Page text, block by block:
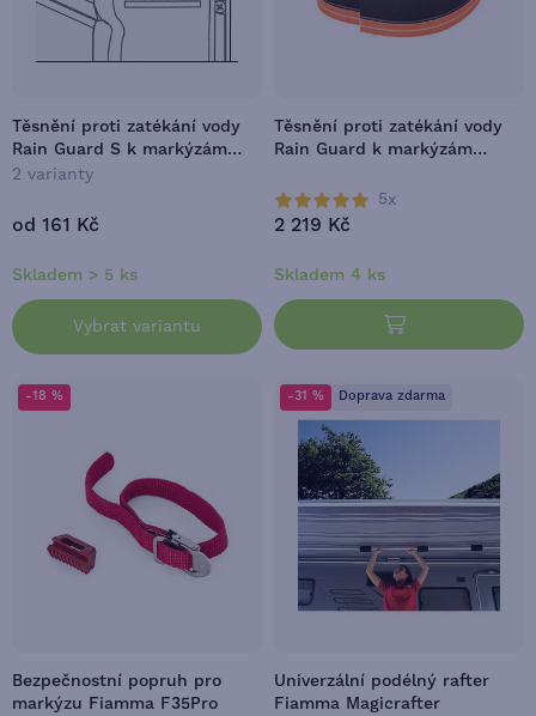
Těsnění proti zatékání vody
Rain Guard S k markýzám
Fiamma F45
2 varianty
od 161 Kč
Skladem > 5 ks
Vybrat variantu
Těsnění proti zatékání vody
Rain Guard k markýzám
5x
2 219 Kč
Skladem 4 ks
-18 %
Bezpečnostní popruh pro
markýzu Fiamma F35Pro
-31 % Doprava zdarma
Univerzální podélný rafter
Fiamma Magicrafter